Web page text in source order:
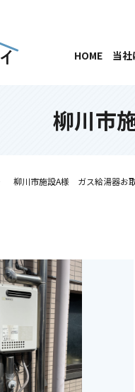
HOME 当
柳川市
柳川市施設A様 ガス給湯器お